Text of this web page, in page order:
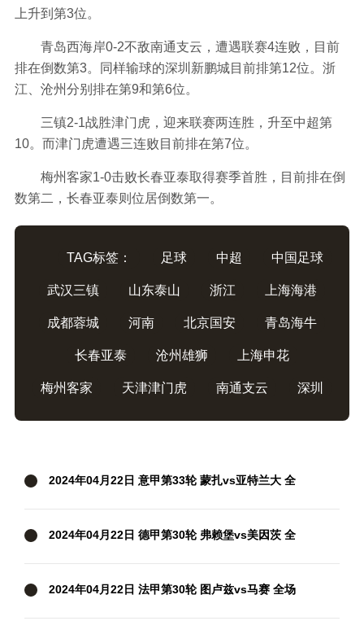
上升到第3位。
青岛西海岸0-2不敌南通支云，遭遇联赛4连败，目前
排在倒数第3。同样输球的深圳新鹏城目前排第12位。浙
江、沧州分别排在第9和第6位。
三镇2-1战胜津门虎，迎来联赛两连胜，升至中超第
10。而津门虎遭遇三连败目前排在第7位。
梅州客家1-0击败长春亚泰取得赛季首胜，目前排在倒
数第二，长春亚泰则位居倒数第一。
TAG标签： 足球 中超 中国足球
武汉三镇 山东泰山 浙江 上海海港
成都蓉城 河南 北京国安 青岛海牛
长春亚泰 沧州雄狮 上海申花
梅州客家 天津津门虎 南通支云 深圳
2024年04月22日 意甲第33轮 蒙扎vs亚特兰大 全
2024年04月22日 德甲第30轮 弗赖堡vs美因茨 全
2024年04月22日 法甲第30轮 图卢兹vs马赛 全场